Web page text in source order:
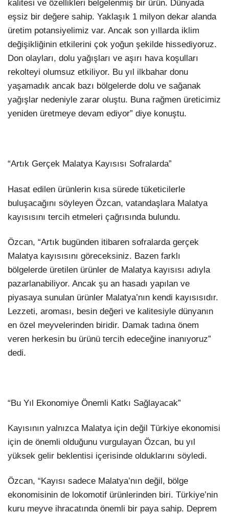
kalitesi ve özellikleri belgelenmiş bir ürün. Dünyada
eşsiz bir değere sahip. Yaklaşık 1 milyon dekar alanda
üretim potansiyelimiz var. Ancak son yıllarda iklim
değişikliğinin etkilerini çok yoğun şekilde hissediyoruz.
Don olayları, dolu yağışları ve aşırı hava koşulları
rekolteyi olumsuz etkiliyor. Bu yıl ilkbahar donu
yaşamadık ancak bazı bölgelerde dolu ve sağanak
yağışlar nedeniyle zarar oluştu. Buna rağmen üreticimiz
yeniden üretmeye devam ediyor” diye konuştu.
“Artık Gerçek Malatya Kayısısı Sofralarda”
Hasat edilen ürünlerin kısa sürede tüketicilerle
buluşacağını söyleyen Özcan, vatandaşlara Malatya
kayısısını tercih etmeleri çağrısında bulundu.
Özcan, “Artık bugünden itibaren sofralarda gerçek
Malatya kayısısını göreceksiniz. Bazen farklı
bölgelerde üretilen ürünler de Malatya kayısısı adıyla
pazarlanabiliyor. Ancak şu an hasadı yapılan ve
piyasaya sunulan ürünler Malatya’nın kendi kayısısıdır.
Lezzeti, aroması, besin değeri ve kalitesiyle dünyanın
en özel meyvelerinden biridir. Damak tadına önem
veren herkesin bu ürünü tercih edeceğine inanıyoruz”
dedi.
“Bu Yıl Ekonomiye Önemli Katkı Sağlayacak”
Kayısının yalnızca Malatya için değil Türkiye ekonomisi
için de önemli olduğunu vurgulayan Özcan, bu yıl
yüksek gelir beklentisi içerisinde olduklarını söyledi.
Özcan, “Kayısı sadece Malatya’nın değil, bölge
ekonomisinin de lokomotif ürünlerinden biri. Türkiye’nin
kuru meyve ihracatında önemli bir paya sahip. Deprem